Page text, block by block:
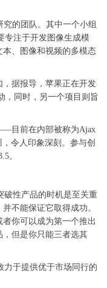
的团队。其中一个小组
专注于开发图像生成模
、图像和视频的多模态
据报导，苹果正在开发
，同时，另一个项目则旨
目前在内部被称为Ajax
令人印象深刻。参与创
。
破性产品的时机是至关重
不能保证它取得成功。
你可以成为第一个推出
但是你只能三者选其
力于提供优于市场同行的